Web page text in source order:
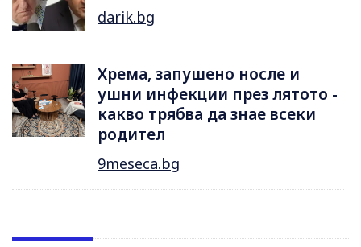
darik.bg
Хрема, запушено носле и
ушни инфекции през лятотo -
какво трябва да знае всеки
родител
9meseca.bg